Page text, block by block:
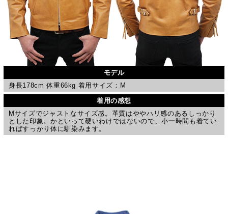
モデル
身長178cm 体重66kg 着用サイズ：M
着用の感想
Mサイズでジャストなサイズ感。革質はややハリ感のあるしっかり
とした印象。かといって硬いわけではないので、小一時間も着てい
ればすっかり体に馴染みます。